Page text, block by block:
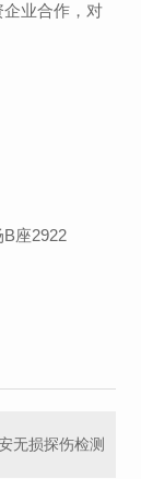
业合作，对
座2922
无损探伤检测